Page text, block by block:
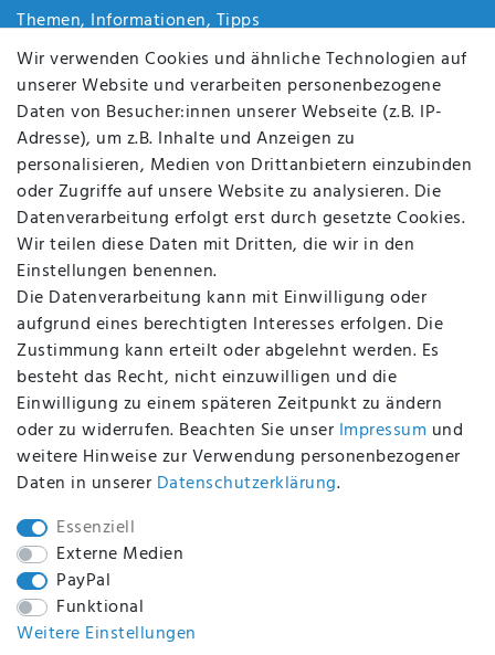
Themen, Informationen, Tipps
Jobs
Über uns
Kontakt
Datenschutz
AGB
FAQ
Batterieentsorgung
Altölverordnung
Impressum
BEQUEM UND SICHER BEZAHLEN MIT
BEI UNS SIND SIE SICHER!
WIR VERSENDEN MIT
Wir verwenden Cookies und ähnliche Technologien auf
unserer Website und verarbeiten personenbezogene
Daten von Besucher:innen unserer Webseite (z.B. IP-
Adresse), um z.B. Inhalte und Anzeigen zu
personalisieren, Medien von Drittanbietern einzubinden
oder Zugriffe auf unsere Website zu analysieren. Die
Datenverarbeitung erfolgt erst durch gesetzte Cookies.
Wir teilen diese Daten mit Dritten, die wir in den
Einstellungen benennen.
Die Datenverarbeitung kann mit Einwilligung oder
aufgrund eines berechtigten Interesses erfolgen. Die
Zustimmung kann erteilt oder abgelehnt werden. Es
besteht das Recht, nicht einzuwilligen und die
Einwilligung zu einem späteren Zeitpunkt zu ändern
oder zu widerrufen. Beachten Sie unser Impressum und
weitere Hinweise zur Verwendung personenbezogener
Daten in unserer Daten­schutz­erklärung.
Essenziell
Externe Medien
PayPal
Funktional
Weitere Einstellungen